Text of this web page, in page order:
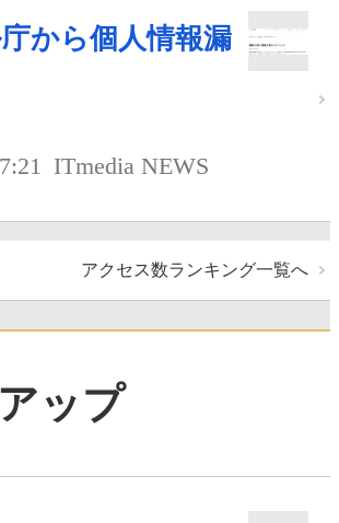
から個人情報漏
ITmedia NEWS
アクセス数ランキング一覧へ
ップ